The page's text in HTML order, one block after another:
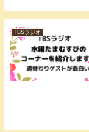
TBSラジオ